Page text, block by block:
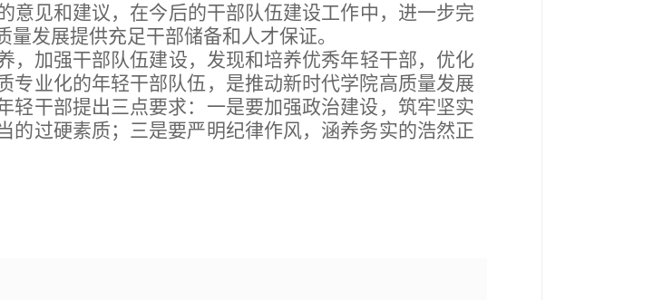
意见和建议，在今后的干部队伍建设工作中，进一步完
发展提供充足干部储备和人才保证。
， 加强干部队伍建设， 发现和培养优秀年轻干部，优化
专业化的年轻干部队伍，是推动新时代学院高质量发展
轻干部提出三点要求：一是要加强政治建设，筑牢坚实
的过硬素质； 三是要严明纪律作风，涵养务实的浩然正